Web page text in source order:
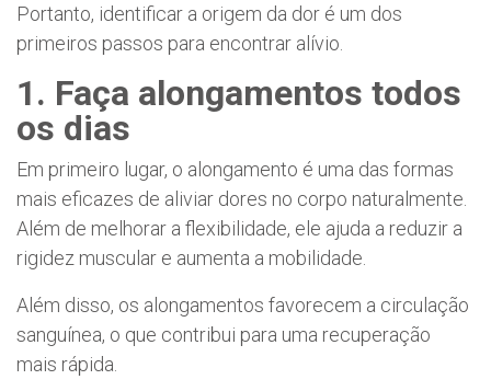
Portanto, identificar a origem da dor é um dos
primeiros passos para encontrar alívio.
1. Faça alongamentos todos
os dias
Em primeiro lugar, o alongamento é uma das formas
mais eficazes de aliviar dores no corpo naturalmente.
Além de melhorar a flexibilidade, ele ajuda a reduzir a
rigidez muscular e aumenta a mobilidade.
Além disso, os alongamentos favorecem a circulação
sanguínea, o que contribui para uma recuperação
mais rápida.